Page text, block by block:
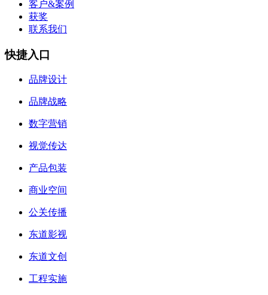
客户&案例
获奖
联系我们
快捷入口
品牌设计
品牌战略
数字营销
视觉传达
产品包装
商业空间
公关传播
东道影视
东道文创
工程实施